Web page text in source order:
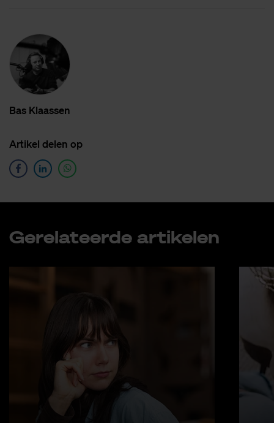
Bas Klaas­sen
Ar­ti­kel de­len op
Ge­re­la­teer­de ar­ti­ke­len